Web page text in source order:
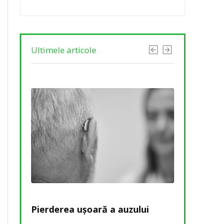
Ultimele articole
–
Pierderea ușoară a auzului